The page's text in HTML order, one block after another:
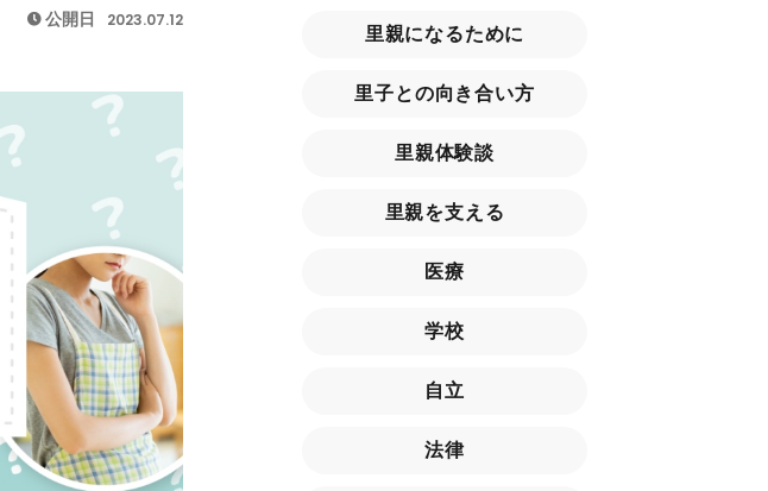
公開日 2023.07.12
里親になるために
里子との向き合い方
里親体験談
里親を支える
医療
学校
自立
法律